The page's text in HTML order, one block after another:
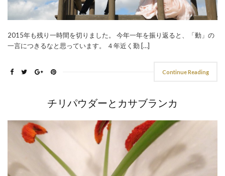
2015年も残り一時間を切りました。 今年一年を振り返ると、「動」の
一言につきるなと思っています。 ４年近く勤 […]
Continue Reading
チリパウダーとカサブランカ